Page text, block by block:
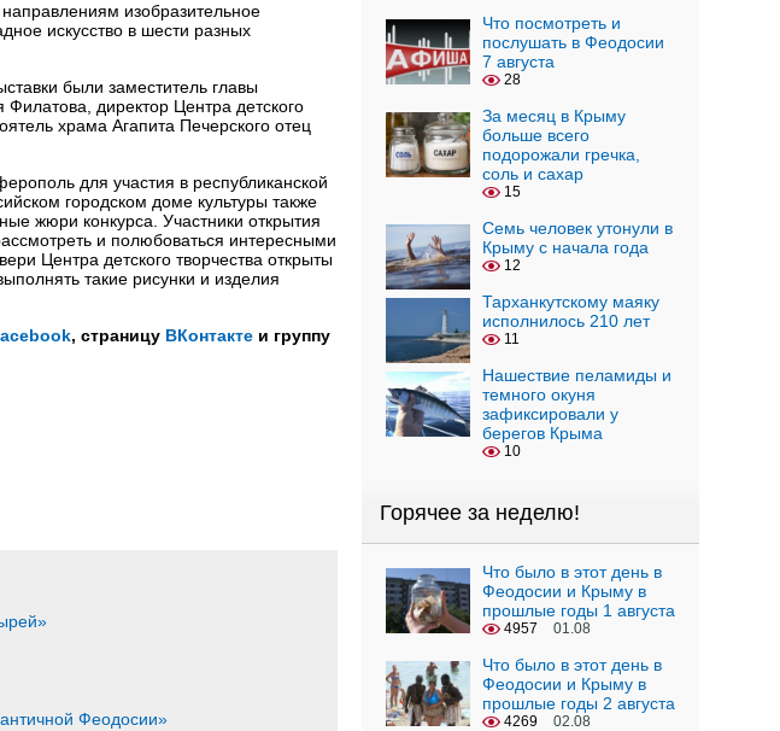
изобразительное
искусство в шести разных
были заместитель главы
директор Центра детского
храма Агапита Печерского отец
для участия в республиканской
городском доме культуры также
жюри конкурса. Участники открытия
и полюбоваться интересными
Центра детского творчества открыты
такие рисунки и изделия
, страницу ВКонтакте и группу
Феодосии»
Что посмотреть и
послушать в Феодосии
7 августа
28
За месяц в Крыму
больше всего
подорожали гречка,
соль и сахар
15
Семь человек утонули в
Крыму с начала года
12
Тарханкутскому маяку
исполнилось 210 лет
11
Нашествие пеламиды и
темного окуня
зафиксировали у
берегов Крыма
10
Горячее за неделю!
Что было в этот день в
Феодосии и Крыму в
прошлые годы 1 августа
4957 01.08
Что было в этот день в
Феодосии и Крыму в
прошлые годы 2 августа
4269 02.08